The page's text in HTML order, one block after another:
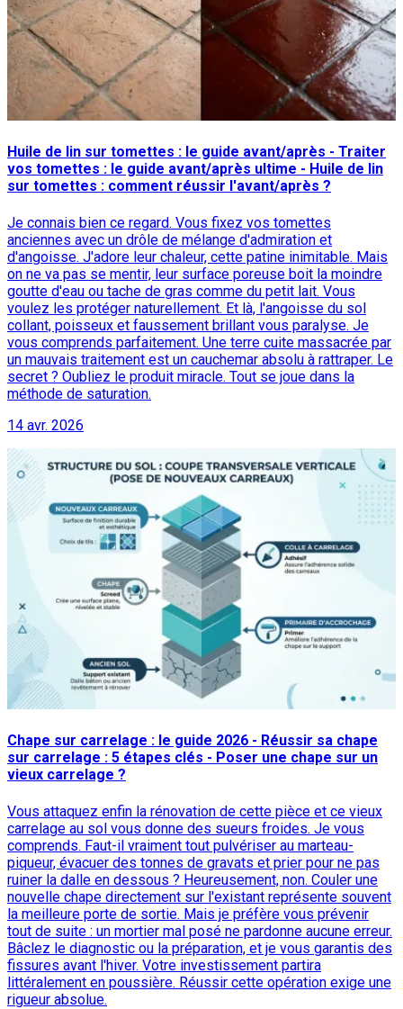
Huile de lin sur tomettes : le guide avant/après - Traiter
vos tomettes : le guide avant/après ultime - Huile de lin
sur tomettes : comment réussir l'avant/après ?
Je connais bien ce regard. Vous fixez vos tomettes
anciennes avec un drôle de mélange d'admiration et
d'angoisse. J'adore leur chaleur, cette patine inimitable. Mais
on ne va pas se mentir, leur surface poreuse boit la moindre
goutte d'eau ou tache de gras comme du petit lait. Vous
voulez les protéger naturellement. Et là, l'angoisse du sol
collant, poisseux et faussement brillant vous paralyse. Je
vous comprends parfaitement. Une terre cuite massacrée par
un mauvais traitement est un cauchemar absolu à rattraper. Le
secret ? Oubliez le produit miracle. Tout se joue dans la
méthode de saturation.
14 avr. 2026
Chape sur carrelage : le guide 2026 - Réussir sa chape
sur carrelage : 5 étapes clés - Poser une chape sur un
vieux carrelage ?
Vous attaquez enfin la rénovation de cette pièce et ce vieux
carrelage au sol vous donne des sueurs froides. Je vous
comprends. Faut-il vraiment tout pulvériser au marteau-
piqueur, évacuer des tonnes de gravats et prier pour ne pas
ruiner la dalle en dessous ? Heureusement, non. Couler une
nouvelle chape directement sur l'existant représente souvent
la meilleure porte de sortie. Mais je préfère vous prévenir
tout de suite : un mortier mal posé ne pardonne aucune erreur.
Bâclez le diagnostic ou la préparation, et je vous garantis des
fissures avant l'hiver. Votre investissement partira
littéralement en poussière. Réussir cette opération exige une
rigueur absolue.